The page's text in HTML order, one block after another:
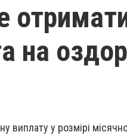
на
виплату у розмірі